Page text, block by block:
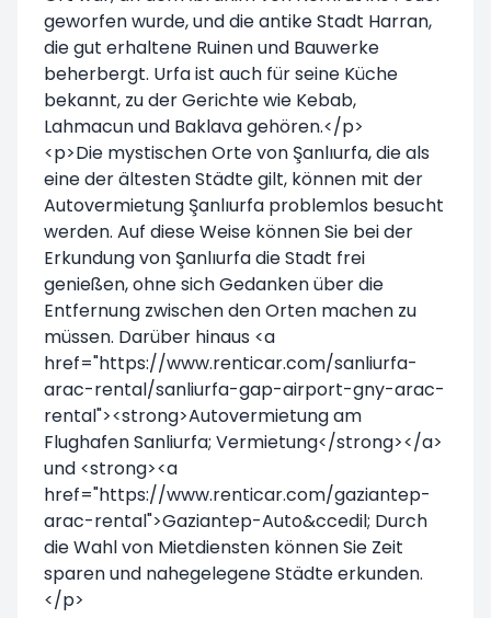
geworfen wurde, und die antike Stadt Harran,
die gut erhaltene Ruinen und Bauwerke
beherbergt. Urfa ist auch für seine Küche
bekannt, zu der Gerichte wie Kebab,
Lahmacun und Baklava gehören.</p>
<p>Die mystischen Orte von Şanlıurfa, die als
eine der ältesten Städte gilt, können mit der
Autovermietung Şanlıurfa problemlos besucht
werden. Auf diese Weise können Sie bei der
Erkundung von Şanlıurfa die Stadt frei
genießen, ohne sich Gedanken über die
Entfernung zwischen den Orten machen zu
müssen. Darüber hinaus <a
href="https://www.renticar.com/sanliurfa-
arac-rental/sanliurfa-gap-airport-gny-arac-
rental"><strong>Autovermietung am
Flughafen Sanliurfa; Vermietung</strong></a>
und <strong><a
href="https://www.renticar.com/gaziantep-
arac-rental">Gaziantep-Auto&ccedil; Durch
die Wahl von Mietdiensten können Sie Zeit
sparen und nahegelegene Städte erkunden.
</p>